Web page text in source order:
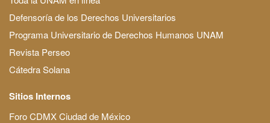
Defensoría de los Derechos Universitarios
Programa Universitario de Derechos Humanos UNAM
Revista Perseo
Cátedra Solana
Sitios Internos
Foro CDMX Ciudad de México